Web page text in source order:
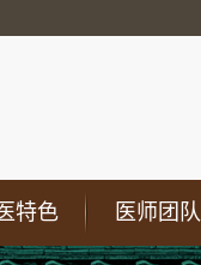
医师团队
特色